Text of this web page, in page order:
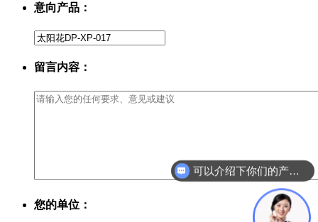
意向产品：
留言内容：
您的单位：
可以介绍下你们的产品么？